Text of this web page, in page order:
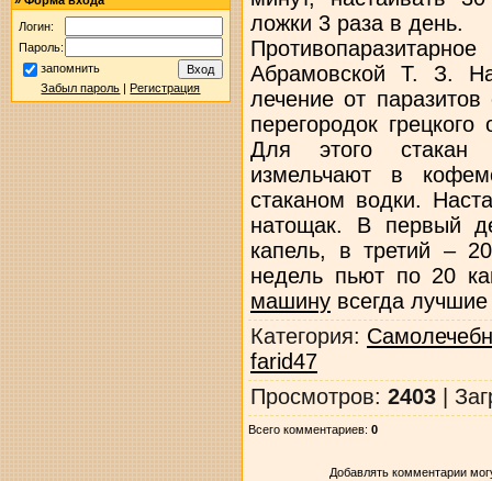
Логин:
Пароль:
запомнить
Забыл пароль |Регистрация
ложки 3 раза в день.
Абрамовской Т. З.
лечение от
перегородок
Для этого стакан
измельчают в
стаканом водки.
натощак. В первый
капель, в третий –
недель пьют по 20
машинувсегда
Категория:
farid47
Просмотров: 2403|
Всего комментариев: 0
Добавлять комментарии